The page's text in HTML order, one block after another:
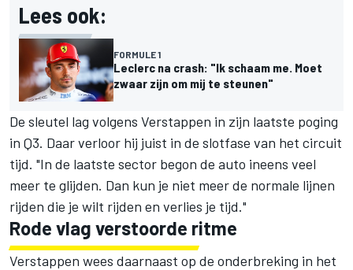
Lees ook:
FORMULE 1
Leclerc na crash: "Ik schaam me. Moet
zwaar zijn om mij te steunen"
De sleutel lag volgens Verstappen in zijn laatste poging
in Q3. Daar verloor hij juist in de slotfase van het circuit
tijd. "In de laatste sector begon de auto ineens veel
meer te glijden. Dan kun je niet meer de normale lijnen
rijden die je wilt rijden en verlies je tijd."
Rode vlag verstoorde ritme
Verstappen wees daarnaast op de onderbreking in het